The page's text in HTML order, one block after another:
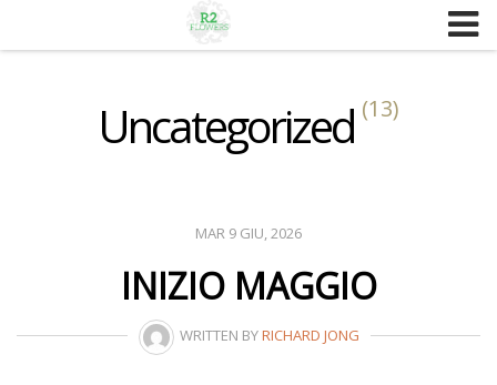
Uncategorized (13)
MAR 9 GIU, 2026
INIZIO MAGGIO
WRITTEN BYRICHARD JONG